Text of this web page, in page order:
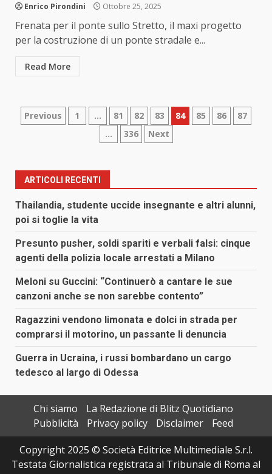
Enrico Pirondini Ottobre 25, 2025
Frenata per il ponte sullo Stretto, il maxi progetto
per la costruzione di un ponte stradale e...
Read More
Paginazione
articoli
Previous 1 … 81 82 83 84 85 86
87
…
336 Next
ARTICOLI RECENTI
Thailandia, studente uccide insegnante e altri alunni,
poi si toglie la vita
Presunto pusher, soldi spariti e verbali falsi: cinque
agenti della polizia locale arrestati a Milano
Meloni su Guccini: “Continuerò a cantare le sue
canzoni anche se non sarebbe contento”
Ragazzini vendono limonata e dolci in strada per
comprarsi il motorino, un passante li denuncia
Guerra in Ucraina, i russi bombardano un cargo
tedesco al largo di Odessa
Chi siamo
La Redazione di Blitz Quotidiano
Pubblicità
Privacy policy Disclaimer
Feed
Copyright 2025 © Società Editrice Multimediale S.r.l.
Testata Giornalistica registrata al Tribunale di Roma al